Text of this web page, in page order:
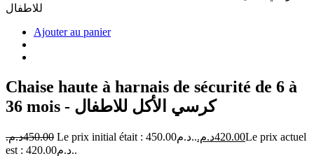
Ajouter au panier
Chaise haute à harnais de sécurité de 6 à
36 mois - كرسي الأكل للاطفال
450.00د.م. Le prix initial était : 450.00د.م.. 420.00د.م.
Le prix actuel
est : 420.00د.م..